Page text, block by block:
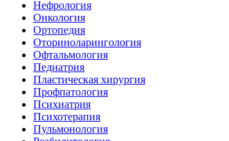
Нефрология
Онкология
Ортопедия
Оториноларингология
Офтальмология
Педиатрия
Пластическая хирургия
Профпатология
Психиатрия
Психотерапия
Пульмонология